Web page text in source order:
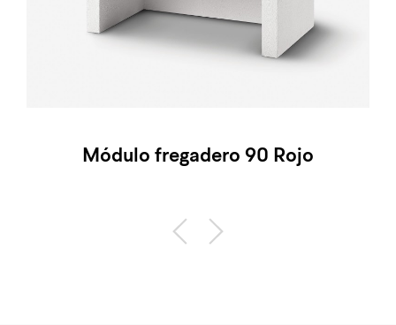
Módulo fregadero 90 Rojo